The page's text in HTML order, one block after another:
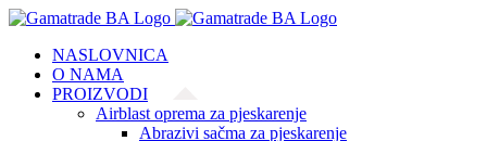
Skip
contentNASLOVNICA
O NAMA
PROIZVODI
Airblast oprema za pjeskarenje
Abrazivi sačma za pjeskarenje